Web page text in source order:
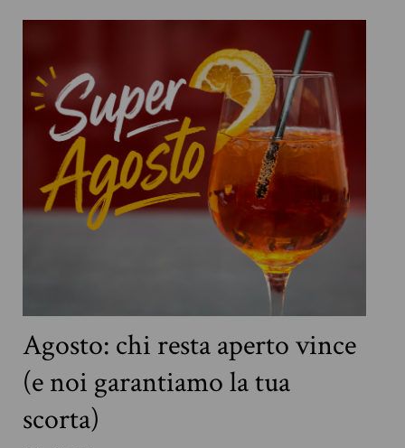
Agosto: chi resta aperto vince
(e noi garantiamo la tua
scorta)